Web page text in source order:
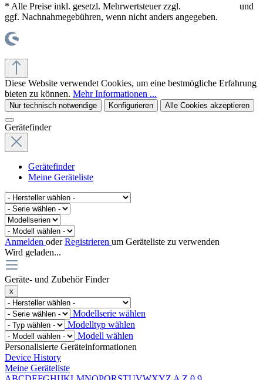
* Alle Preise inkl. gesetzl. Mehrwertsteuer zzgl.
und
ggf. Nachnahmegebühren, wenn nicht anders angegeben.
Diese Website verwendet Cookies, um eine bestmögliche Erfahrung
bieten zu können. Mehr Informationen ...
Nur technisch notwendige Konfigurieren Alle Cookies akzeptieren
Gerätefinder
Gerätefinder
Meine Geräteliste
Anmelden oderRegistrieren um Geräteliste zu verwenden
Wird geladen...
Geräte- und Zubehör Finder
x
Modellserie wählen
Modelltyp wählen
Modell wählen
Personalisierte Geräteinformationen
Device History
Meine Geräteliste